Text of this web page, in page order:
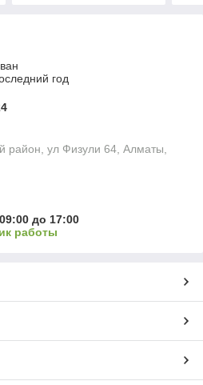
год
район, ул Физули 64, Алматы,
до 17:00
работы